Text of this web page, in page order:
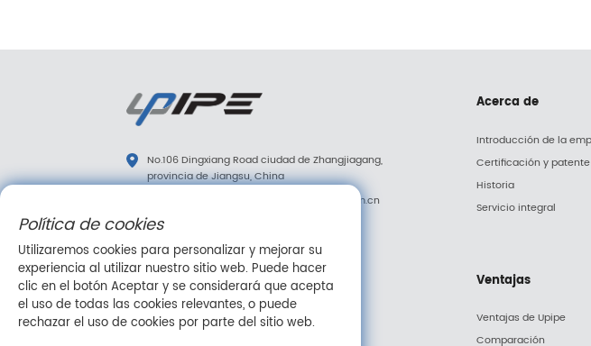
No.106 Dingxiang Road ciudad de Zhangjiagang,
provincia de Jiangsu, China
info@upipe.com.cn
+86 13773239813
+86 13773239813
Síganos
Acerca de
Certificación y patente
Historia
Servicio integral
Ventajas
Ventajas de Upipe
Comparación
Política de cookies
Utilizaremos cookies para personalizar y mejorar su
experiencia al utilizar nuestro sitio web. Puede hacer
clic en el botón Aceptar y se considerará que acepta
el uso de todas las cookies relevantes, o puede
rechazar el uso de cookies por parte del sitio web.